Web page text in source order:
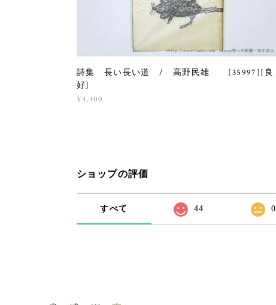
詩集 長い長い道 / 高野民雄 [35997][良
好]
¥4,400
ショップの評価
すべて 44 0